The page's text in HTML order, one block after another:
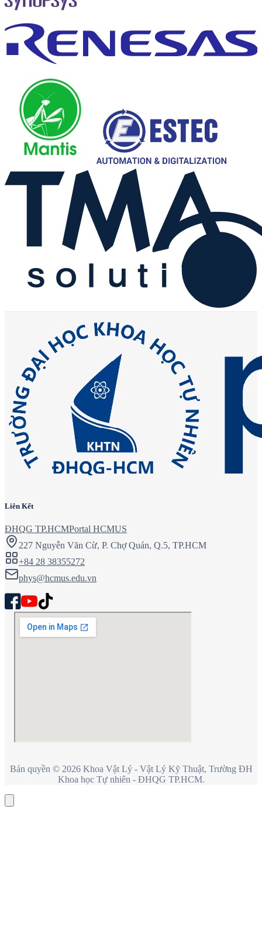
Liên Kết
ĐHQG TP.HCMPortal HCMUS
227 Nguyễn Văn Cừ, P. Chợ Quán, Q.5, TP.HCM
+84 28 38355272
phys@hcmus.edu.vn
Bản quyền © 2026 Khoa Vật Lý - Vật Lý Kỹ Thuật, Trường ĐH
Khoa học Tự nhiên - ĐHQG TP.HCM.